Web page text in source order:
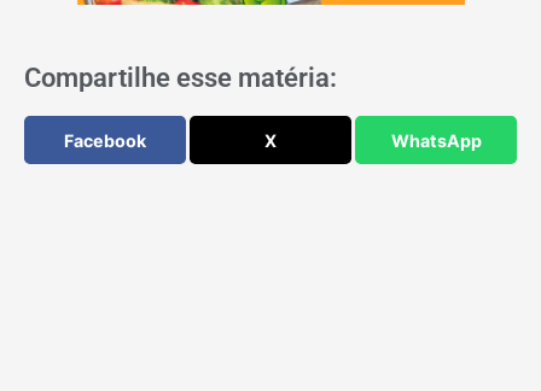
Compartilhe esse matéria:
Facebook X WhatsApp